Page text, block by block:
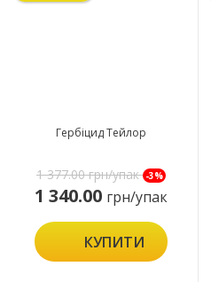
Гербіцид Тейлор
1 377.00грн/упак -3%
1 340.00 грн/упак
КУПИТИ